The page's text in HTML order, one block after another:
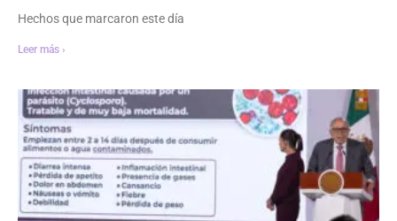
Hechos que marcaron este día
Leer más ›